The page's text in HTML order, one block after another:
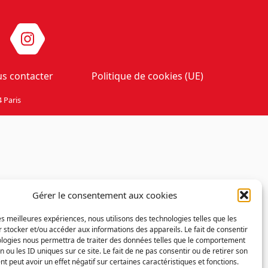
Gérer le consentement aux cookies
meilleures expériences, nous utilisons des technologies telles que les
stocker et/ou accéder aux informations des appareils. Le fait de consentir
nous permettra de traiter des données telles que le comportement
ou les ID uniques sur ce site. Le fait de ne pas consentir ou de retirer son
peut avoir un effet négatif sur certaines caractéristiques et fonctions.
contacter Politique de cookies (UE)
Paris